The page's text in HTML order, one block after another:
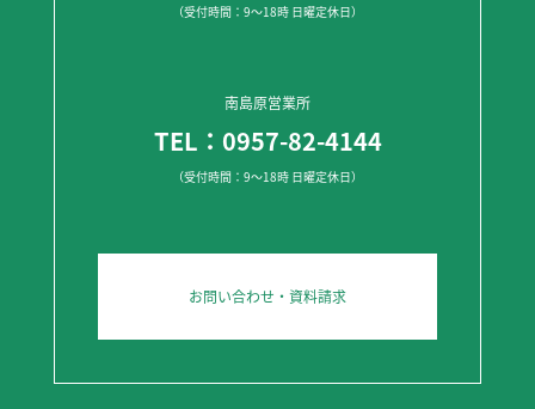
（受付時間：9～18時 日曜定休日）
南島原営業所
TEL：0957-82-4144
（受付時間：9～18時 日曜定休日）
お問い合わせ・資料請求